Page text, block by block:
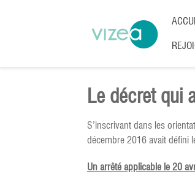
Le décret qui
S’inscrivant dans les
décembre 2016 avait défini
Un arrêté applicable le 20